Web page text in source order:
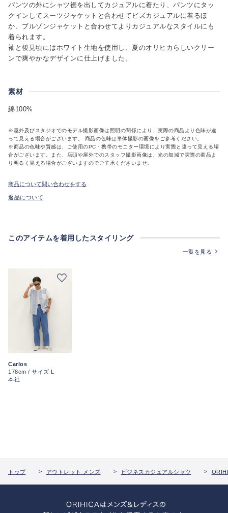
パンツの外にシャツ裾を出してカジュアルに着たり、パンツにタッ
クインしてスーツジャケットと合わせてビズカジュアルに着るほ
か、ブルゾンジャケットと合わせてよりカジュアルなスタイルにも
着られます。
袖と後見頃にはホワイト生地を使用し、夏のオリヒカらしいクリー
ンで爽やかなデザインに仕上げました。
素材
綿100%
※屋外及びスタジオでのモデル撮影画像は照明の関係により、実際の商品より色味が違
って見える場合がございます。 商品の色味は単体撮影の画像をご参考ください。
※商品の色味や質感は、ご使用のPC・携帯のモニター環境により実際と違って見える場
合がございます。また、店頭や屋外でのスタッフ撮影画像は、光の加減で実際の商品よ
り明るく見える場合がございますのでご了承くださいませ。
商品について問い合わせをする
返品について
このアイテムを着用したスタイリング
一覧を見る
Carlos
178cm / サイズ L
本社
トップ アウトレット メンズ ビジネスカジュアルシャツ